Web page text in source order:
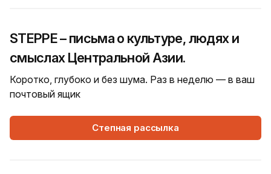
STEPPE – письма о культуре, людях и
смыслах Центральной Азии.
Коротко, глубоко и без шума. Раз в неделю — в ваш
почтовый ящик
Степная рассылка